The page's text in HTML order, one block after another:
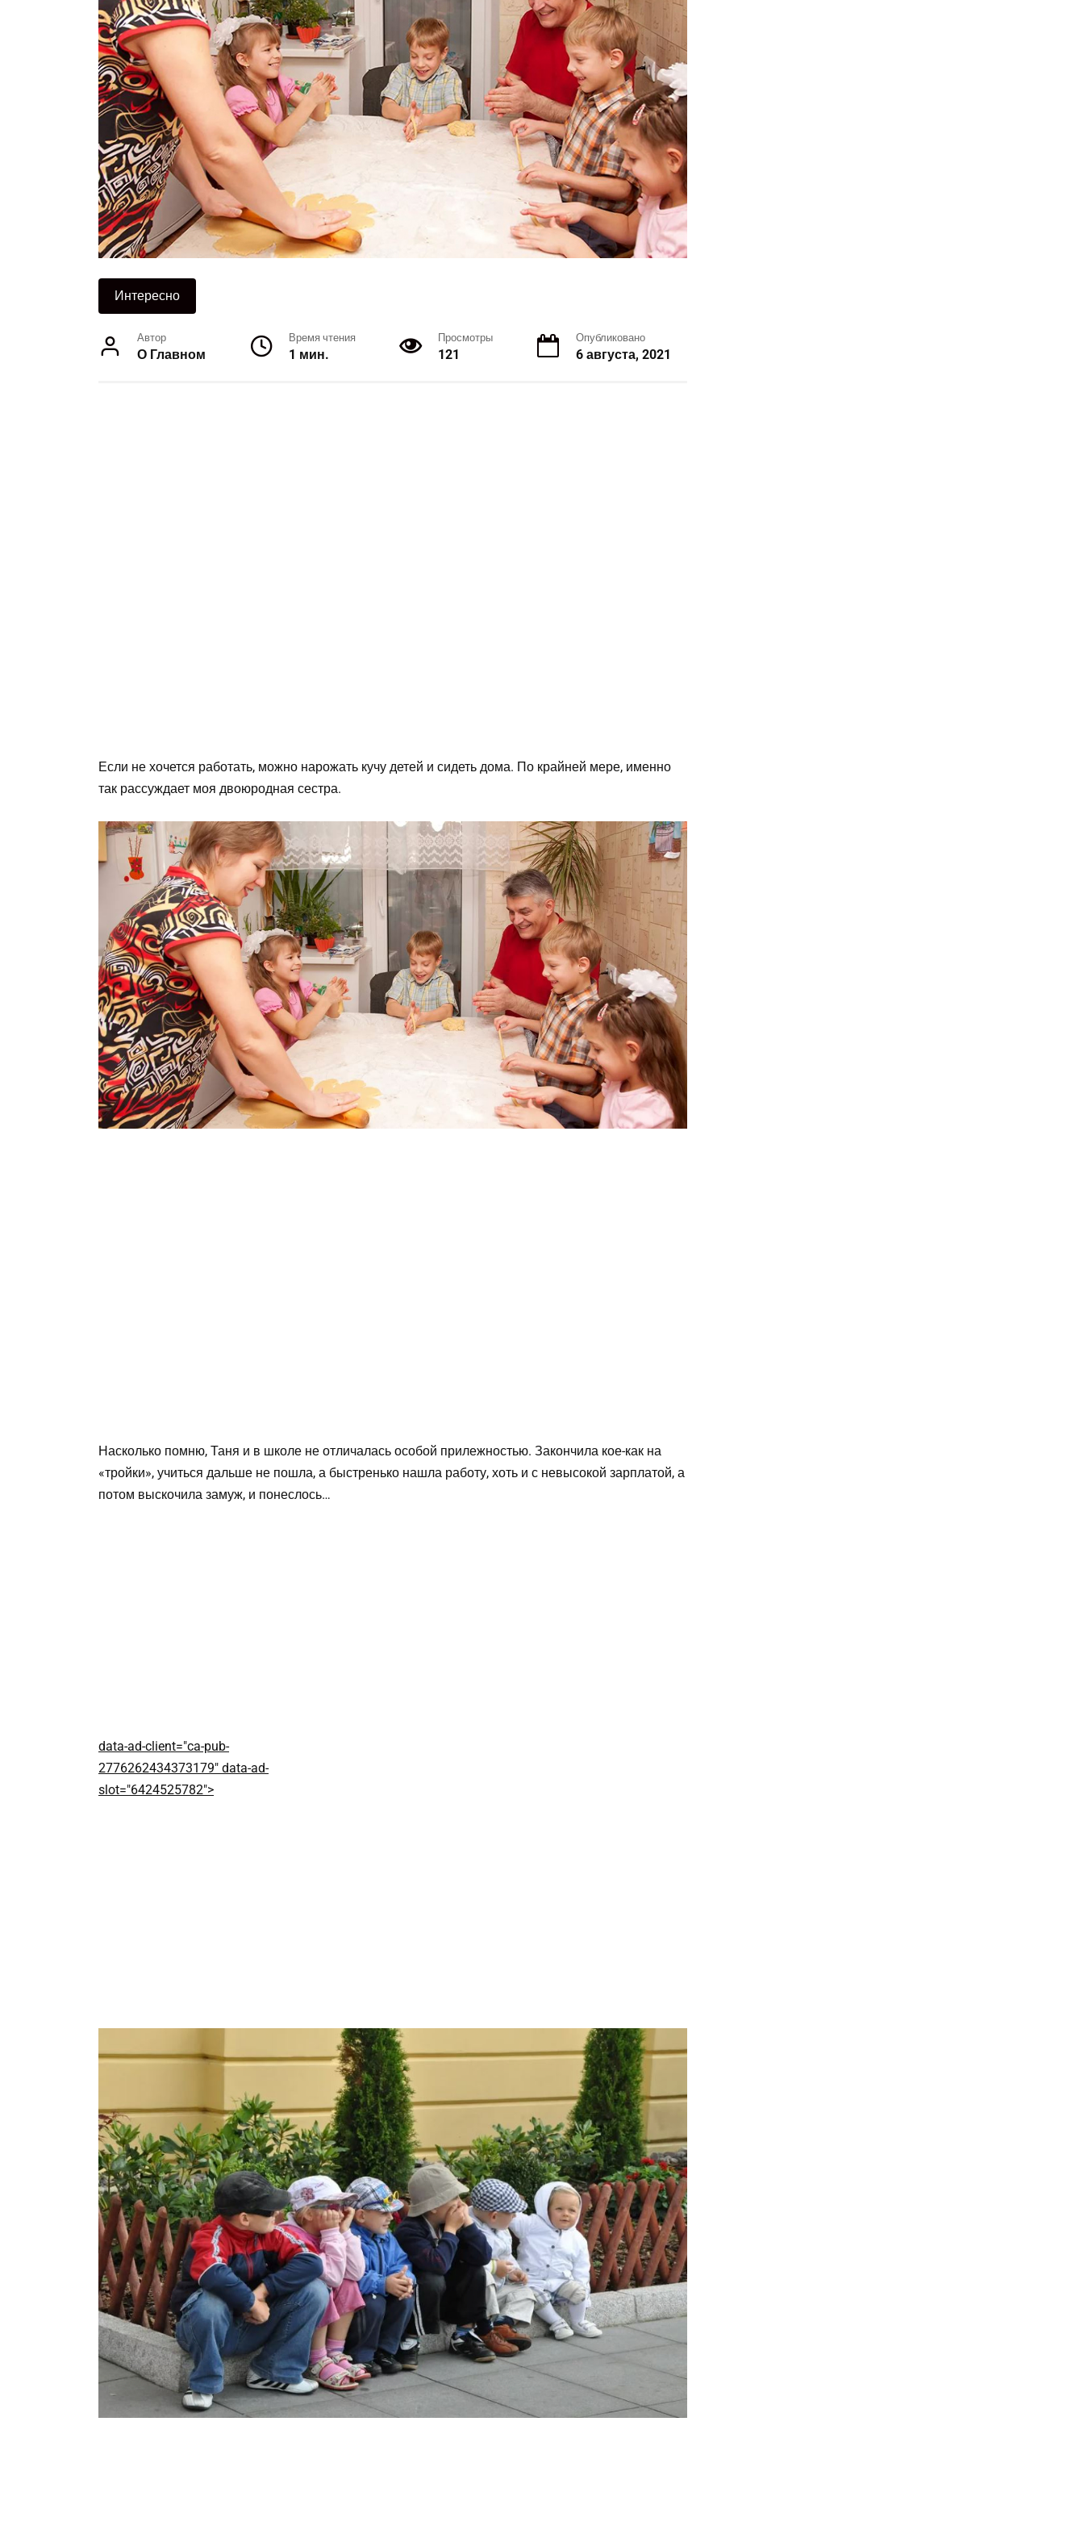
Интересно
Автор
О Главном
Время чтения
1 мин.
Просмотры
121
Опубликовано
6 августа, 2021
Если не хочется работать, можно нарожать кучу детей и сидеть дома. По крайней мере, именно
так рассуждает моя двоюродная сестра.
Насколько помню, Таня и в школе не отличалась особой прилежностью. Закончила кое-как на
«тройки», учиться дальше не пошла, а быстренько нашла работу, хоть и с невысокой зарплатой, а
потом выскочила замуж, и понеслось…
data-ad-client="ca-pub-
2776262434373179" data-ad-
slot="6424525782">